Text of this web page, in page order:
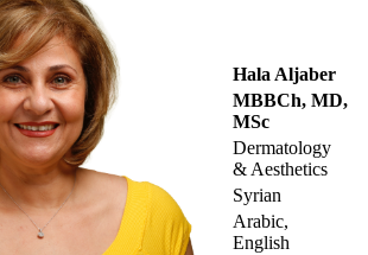
Hala Aljaber
MBBCh, MD,
MSc
Dermatology
& Aesthetics
Syrian
Arabic,
English